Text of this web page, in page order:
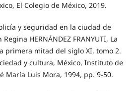
El Colegio de México, 2019.
y seguridad en la ciudad de
HERNÁNDEZ FRANYUTI, La
primera mitad del siglo XI, tomo 2.
y cultura, México, Instituto de
María Luis Mora, 1994, pp. 9-50.